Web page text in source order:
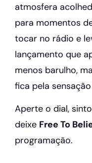
atmosfera
para momentos
tocar no rádio e
lançamento que
menos barulho,
fica pela
Aperte o dial,
deixe Free To
programação.